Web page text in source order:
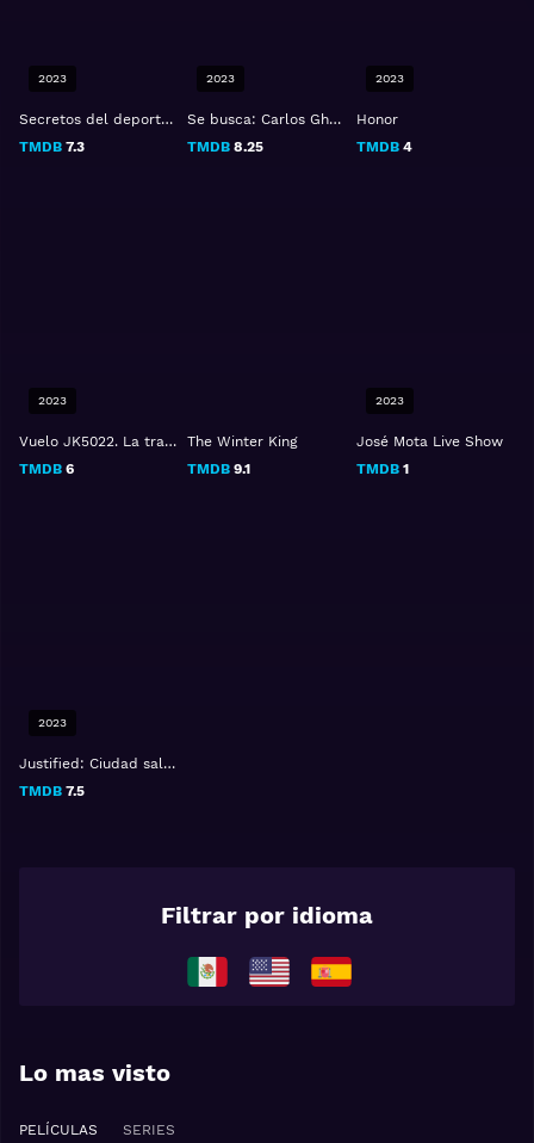
Secretos del deporte: Los reyes del pantano
TMDB 7.3
2023
Se busca: Carlos Ghosn
TMDB 8.25
2023
Honor
TMDB4
2023
Vuelo JK5022. La tragedia de Spanair
TMDB 6
2023
The Winter King
TMDB 9.1
José Mota Live Show
TMDB1
2023
Justified: Ciudad salvaje
TMDB 7.5
2023
Filtrar por idioma
Lo mas visto
PELÍCULAS SERIES